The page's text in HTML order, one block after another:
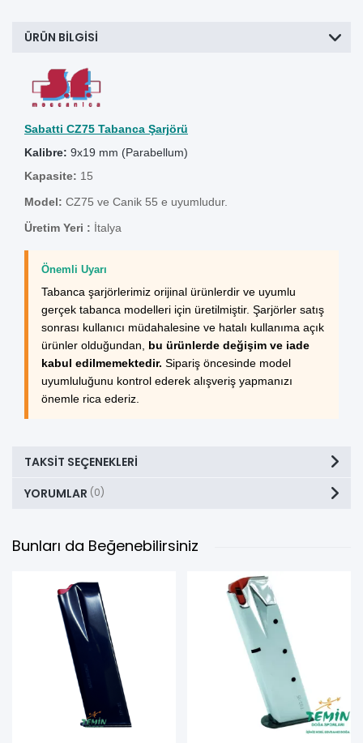
ÜRÜN BILGISI
Sabatti CZ75 Tabanca Şarjörü
Kalibre: 9x19 mm (Parabellum)
Kapasite: 15
Model: CZ75 ve Canik 55 e uyumludur.
Üretim Yeri : İtalya
Önemli Uyarı
Tabanca şarjörlerimiz orijinal ürünlerdir ve uyumlu
gerçek tabanca modelleri için üretilmiştir. Şarjörler satış
sonrası kullanıcı müdahalesine ve hatalı kullanıma açık
ürünler olduğundan, bu ürünlerde değişim ve iade
kabul edilmemektedir. Sipariş öncesinde model
uyumluluğunu kontrol ederek alışveriş yapmanızı
önemle rica ederiz.
TAKSIT SEÇENEKLERI
YORUMLAR (0)
Bunları da Beğenebilirsiniz